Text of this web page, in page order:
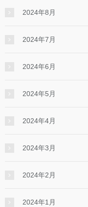
2024年8月
2024年7月
2024年6月
2024年5月
2024年4月
2024年3月
2024年2月
2024年1月